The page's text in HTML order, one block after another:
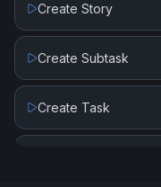
Create Story
Create Subtask
Create Task